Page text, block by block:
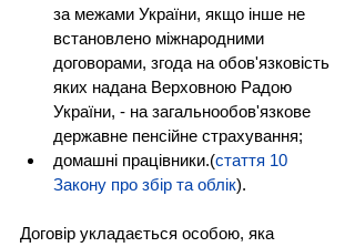
за межами України, якщо інше не
встановлено міжнародними
договорами, згода на обов'язковість
яких надана Верховною Радою
України, - на загальнообов'язкове
державне пенсійне страхування;
домашні працівники.(стаття 10
Закону про збір та облік).
Договір укладається особою, яка